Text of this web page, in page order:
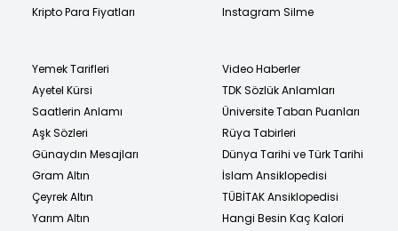
Kripto Para Fiyatları
Instagram Silme
Yemek Tarifleri
Ayetel Kürsi
Saatlerin Anlamı
Aşk Sözleri
Günaydın Mesajları
Gram Altın
Çeyrek Altın
Yarım Altın
Video Haberler
TDK Sözlük Anlamları
Üniversite Taban Puanları
Rüya Tabirleri
Dünya Tarihi ve Türk Tarihi
İslam Ansiklopedisi
TÜBİTAK Ansiklopedisi
Hangi Besin Kaç Kalori